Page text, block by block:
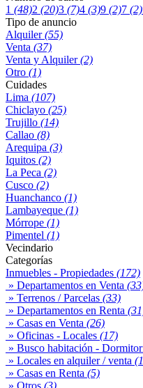
1 (48)2 (20)3 (7)4 (3)9 (2)7 (2)
Tipo de anuncio
Alquiler(55)
Venta (37)
Venta y Alquiler(2)
Otro (1)
Cuidades
Lima (107)
Chiclayo (25)
Trujillo (14)
Callao (8)
Arequipa (3)
Iquitos (2)
La Peca (2)
Cusco (2)
Huanchanco (1)
Lambayeque (1)
Mórrope (1)
Pimentel (1)
Vecindario
Categorías
Inmuebles - Propiedades (172)
» Departamentos en Venta
» Terrenos / Parcelas (33)
» Departamentos en Renta
» Casas en Venta (26)
» Oficinas - Locales (17)
» Busco habitación -
» Locales en alquiler / venta
» Casas en Renta (5)
» Otros (3)